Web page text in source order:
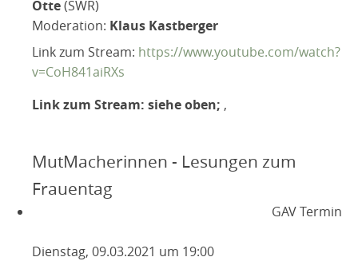
Otte(SWR)
Moderation: Klaus Kastberger
Link zum Stream: https://www.youtube.com/watch?
v=CoH841aiRXs
Link zum Stream: siehe oben; ,
MutMacherinnen - Lesungen zum
Frauentag
GAV Termin
Dienstag, 09.03.2021 um 19:00